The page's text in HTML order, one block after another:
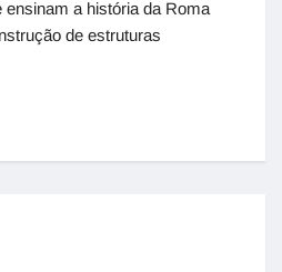
ensinam a história da Roma
de estruturas